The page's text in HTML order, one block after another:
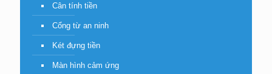
Cân tính tiền
Cổng từ an ninh
Két đựng tiền
Màn hình cảm ứng